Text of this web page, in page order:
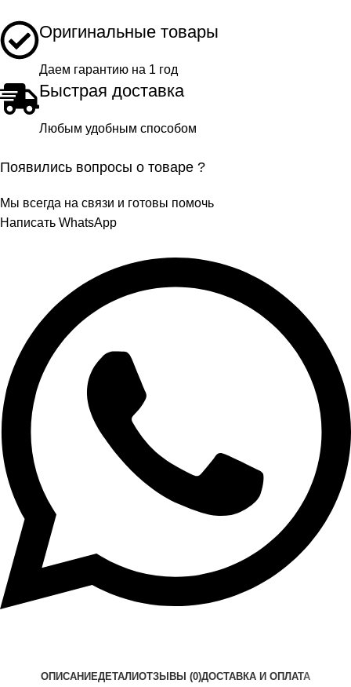
Оригинальные товары
Даем гарантию на 1 год
Быстрая доставка
Любым удобным способом
Появились вопросы о товаре ?
Мы всегда на связи и готовы помочь
Написать WhatsApp
ОПИСАНИЕДЕТАЛИОТЗЫВЫ (0)ДОСТАВКА И ОПЛАТА